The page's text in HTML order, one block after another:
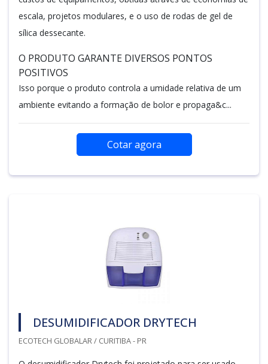
escala, projetos modulares, e o uso de rodas de gel de
sílica dessecante.
O PRODUTO GARANTE DIVERSOS PONTOS
POSITIVOS
Isso porque o produto controla a umidade relativa de um
ambiente evitando a formação de bolor e propaga&c...
Cotar agora
DESUMIDIFICADOR DRYTECH
ECOTECH GLOBALAR / CURITIBA - PR